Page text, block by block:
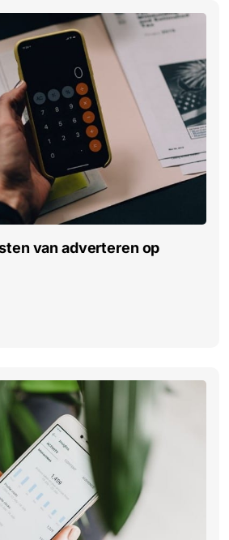
van adverteren op